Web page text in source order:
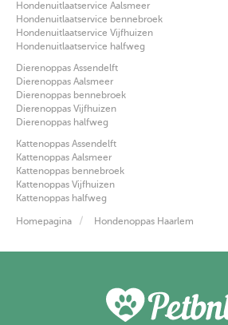
Hondenuitlaatservice Aalsmeer
Hondenuitlaatservice bennebroek
Hondenuitlaatservice Vijfhuizen
Hondenuitlaatservice halfweg
Dierenoppas Assendelft
Dierenoppas Aalsmeer
Dierenoppas bennebroek
Dierenoppas Vijfhuizen
Dierenoppas halfweg
Kattenoppas Assendelft
Kattenoppas Aalsmeer
Kattenoppas bennebroek
Kattenoppas Vijfhuizen
Kattenoppas halfweg
Homepagina Hondenoppas Haarlem